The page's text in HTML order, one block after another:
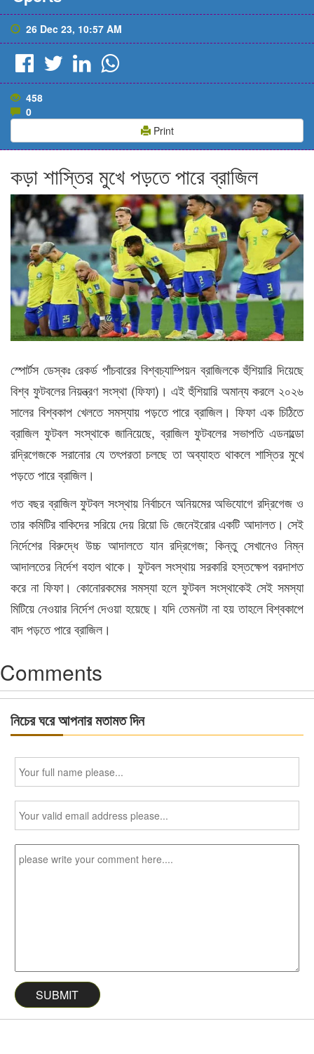
26 Dec 23, 10:57 AM
458
0
Print
কড়া শাস্তির মুখে পড়তে পারে ব্রাজিল
স্পোর্টস ডেস্কঃ রেকর্ড পাঁচবারের বিশ্বচ্যাম্পিয়ন ব্রাজিলকে হুঁশিয়ারি দিয়েছে
বিশ্ব ফুটবলের নিয়ন্ত্রণ সংস্থা (ফিফা)। এই হুঁশিয়ারি অমান্য করলে ২০২৬
সালের বিশ্বকাপ খেলতে সমস্যায় পড়তে পারে ব্রাজিল। ফিফা এক চিঠিতে
ব্রাজিল ফুটবল সংস্থাকে জানিয়েছে, ব্রাজিল ফুটবলের সভাপতি এডনাল্ডো
রদ্রিগেজকে সরানোর যে তৎপরতা চলছে তা অব্যাহত থাকলে শাস্তির মুখে
পড়তে পারে ব্রাজিল।
গত বছর ব্রাজিল ফুটবল সংস্থায় নির্বাচনে অনিয়মের অভিযোগে রদ্রিগেজ ও
তার কমিটির বাকিদের সরিয়ে দেয় রিয়ো ডি জেনেইরোর একটি আদালত। সেই
নির্দেশের বিরুদ্ধে উচ্চ আদালতে যান রদ্রিগেজ; কিন্তু সেখানেও নিম্ন
আদালতের নির্দেশ বহাল থাকে। ফুটবল সংস্থায় সরকারি হস্তক্ষেপ বরদাশত
করে না ফিফা। কোনোরকমের সমস্যা হলে ফুটবল সংস্থাকেই সেই সমস্যা
মিটিয়ে নেওয়ার নির্দেশ দেওয়া হয়েছে। যদি তেমনটা না হয় তাহলে বিশ্বকাপে
বাদ পড়তে পারে ব্রাজিল।
Comments
নিচের ঘরে আপনার মতামত দিন